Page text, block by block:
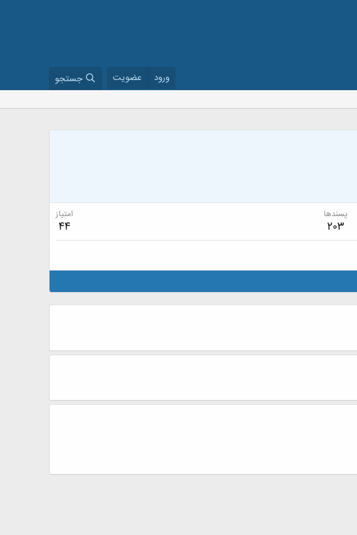
ورود عضویت جستجو
پسندها
203
امتیاز
44